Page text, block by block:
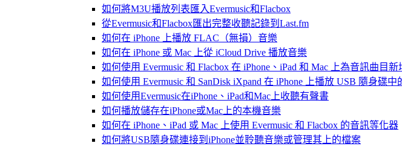
如何將M3U播放列表匯入Evermusic和Flacbox
從Evermusic和Flacbox匯出完整收聽記錄到Last.fm
如何在 iPhone 上播放 FLAC（無損）音樂
如何在 iPhone 或 Mac 上從 iCloud Drive 播放音樂
如何使用 Evermusic 和 Flacbox 在 iPhone、iPad 和 Mac 上為音訊曲目
如何使用 Evermusic 和 SanDisk iXpand 在 iPhone 上播放 USB 隨身碟中
如何使用Evermusic在iPhone、iPad和Mac上收聽有聲書
如何播放儲存在iPhone或Mac上的本機音樂
如何在 iPhone、iPad 或 Mac 上使用 Evermusic 和 Flacbox 的音訊等化器
如何將USB隨身碟連接到iPhone並聆聽音樂或管理其上的檔案